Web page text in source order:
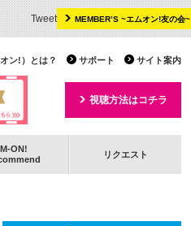
MEMBER’S ~エムオン!友の会~
Tweet
サイト案内
サポート
ン!）とは？
視聴方法はコチラ
M-ON!
リクエスト